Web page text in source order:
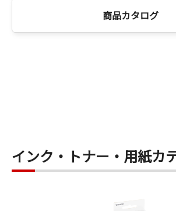
商品カタログ
インク・トナー・用紙カ